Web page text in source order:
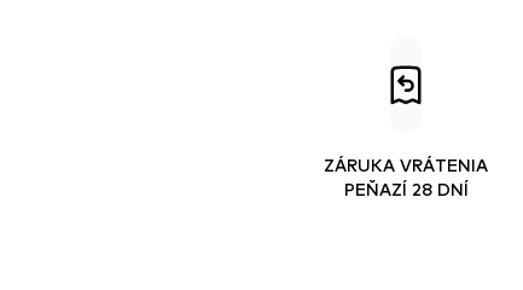
ZÁRUKA VRÁTENIA
PEŇAZÍ 28 DNÍ